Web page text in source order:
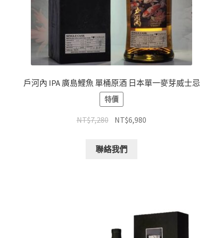
戶河內 IPA 廣島鯉魚 單桶原酒 日本單一麥芽威士忌
特價
NT$7,280 NT$6,980
聯絡我們